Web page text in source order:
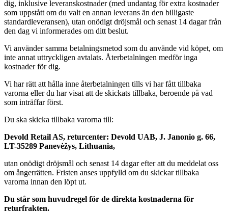
dig, inklusive leveranskostnader (med undantag för extra kostnader
som uppstått om du valt en annan leverans än den billigaste
standardleveransen), utan onödigt dröjsmål och senast 14 dagar från
den dag vi informerades om ditt beslut.
Vi använder samma betalningsmetod som du använde vid köpet, om
inte annat uttryckligen avtalats. Återbetalningen medför inga
kostnader för dig.
Vi har rätt att hålla inne återbetalningen tills vi har fått tillbaka
varorna eller du har visat att de skickats tillbaka, beroende på vad
som inträffar först.
Du ska skicka tillbaka varorna till:
Devold Retail AS, returcenter: Devold UAB, J. Janonio g. 66,
LT-35289 Panevėžys, Lithuania,
utan onödigt dröjsmål och senast 14 dagar efter att du meddelat oss
om ångerrätten. Fristen anses uppfylld om du skickar tillbaka
varorna innan den löpt ut.
Du står som huvudregel för de direkta kostnaderna för
returfrakten.